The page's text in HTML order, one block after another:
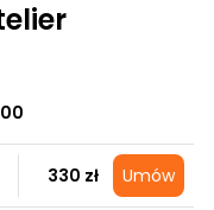
330 zł Umów